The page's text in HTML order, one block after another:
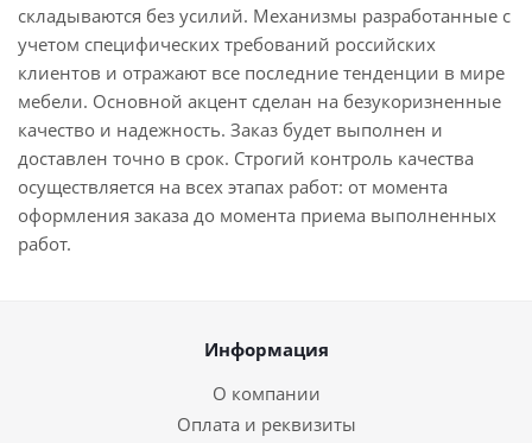
складываются без усилий. Механизмы разработанные с
учетом специфических требований российских
клиентов и отражают все последние тенденции в мире
мебели. Основной акцент сделан на безукоризненные
качество и надежность. Заказ будет выполнен и
доставлен точно в срок. Строгий контроль качества
осуществляется на всех этапах работ: от момента
оформления заказа до момента приема выполненных
работ.
Информация
О компании
Оплата и реквизиты